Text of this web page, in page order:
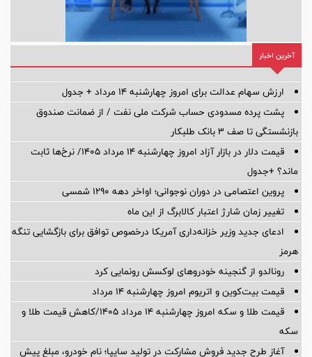
آخرین اخبار
ارزش سهام عدالت برای امروز چهارشنبه ۱۴ مرداد + جدول
پشت پرده‌ مسدودی حساب شرکت ملی نفت / از ضمانت صندوق
بازنشستگی تا صف ۳ بانک طلبکار
قیمت دلار در بازار آزاد امروز چهارشنبه ۱۴ مرداد ۱۴۰۵/ نرخ‌ها ثابت
ماند؟ +جدول
پروین اعتصامی در دوران نوجوانی؛ اواخر دهه ۱۲۹۰ شمسی
تغییر زمان شارژ اعتبار کالابرگ از این ماه
ادعای جدید وزیر خزانه‌داری آمریکا درخصوص توافق برای بازگشایی تنگه
هرمز
رونالدو از گنجینه خودروهای لوکسش رونمایی کرد
قیمت بیت‌کوین و اتریوم امروز چهارشنبه ۱۴ مرداد
قیمت طلا و سکه امروز چهارشنبه ۱۴ مرداد ۱۴۰۵/کاهش قیمت طلا و
سکه
آغاز طرح جدید فروش مشارکت در تولید سایپا؛ نام خودرو، مبلغ پیش